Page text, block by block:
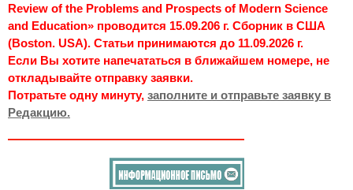
Review of the Problems and Prospects of Modern Science
and Education» проводится 15.09.206 г. Сборник в США
(Boston. USA). Статьи принимаются до 11.09.2026 г.
Если Вы хотите напечататься в ближайшем номере, не
откладывайте отправку заявки.
Потратьте одну минуту, заполните и отправьте заявку в
Редакцию.